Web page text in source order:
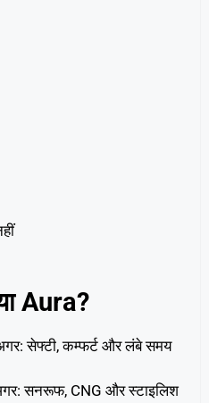
Aura?
सेफ्टी, कम्फर्ट और लंबे समय
सनरूफ, CNG और स्टाइलिश